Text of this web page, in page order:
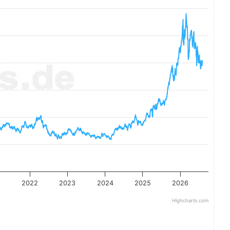
2022 2024 2026
2023 2025
Highcharts.com